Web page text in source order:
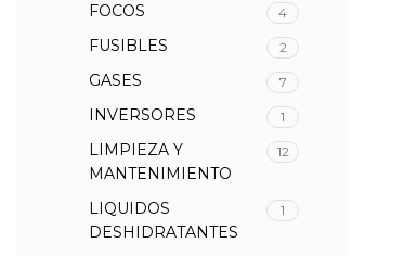
FOCOS 4
FUSIBLES 2
GASES 7
INVERSORES 1
LIMPIEZA Y
MANTENIMIENTO
12
LIQUIDOS
DESHIDRATANTES
1